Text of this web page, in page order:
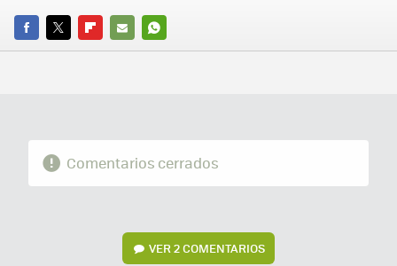
FACEBOOK
TWITTERFLIPBOARD
E-
WHATSAPP
Comentarios cerrados
VER2 COMENTARIOS